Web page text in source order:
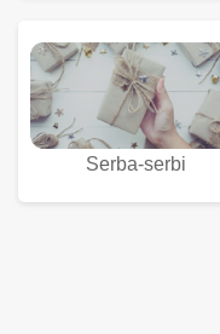
Serba-serbi